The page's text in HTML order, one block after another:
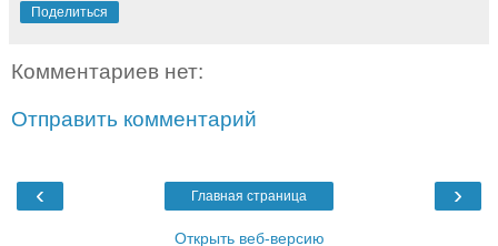
Поделиться
Комментариев нет:
Отправить комментарий
‹ ›
Главная страница
Открыть веб-версию